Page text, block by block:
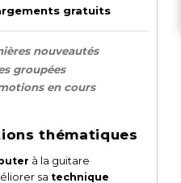
gratuits
nouveautés
groupées
en cours
thématiques
à la guitare
sa technique